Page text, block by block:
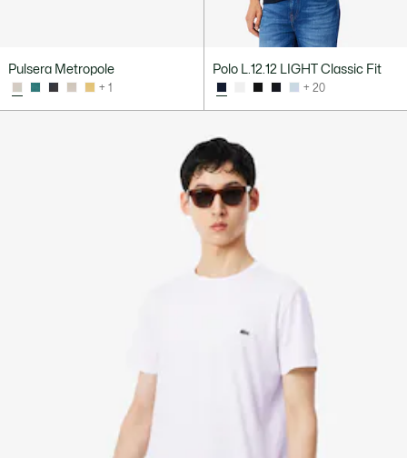
Pulsera Metropole
+ 1
Polo L.12.12 LIGHT Classic Fit
+ 20